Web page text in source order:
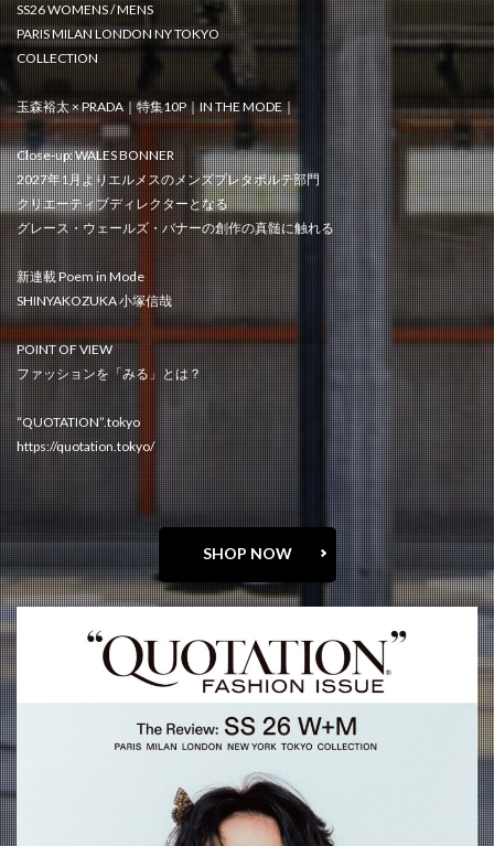
SS26 WOMENS / MENS
PARIS MILAN LONDON NY TOKYO
COLLECTION
玉森裕太 × PRADA｜特集10P｜IN THE MODE｜
Close-up: WALES BONNER
2027年1月よりエルメスのメンズプレタポルテ部門
クリエーティブディレクターとなる
グレース・ウェールズ・バナーの創作の真髄に触れる
新連載 Poem in Mode
SHINYAKOZUKA 小塚信哉
POINT OF VIEW
ファッションを「みる」とは？
“QUOTATION”.tokyo
https://quotation.tokyo/
SHOP NOW